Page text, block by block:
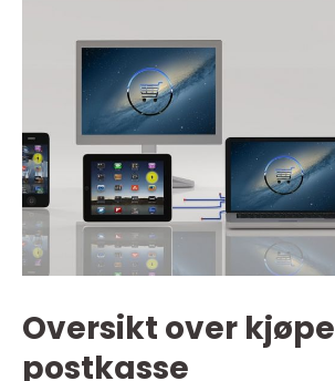
Oversikt over kjøpe
postkasse